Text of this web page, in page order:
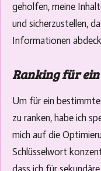
geholfen, meine
und sicherzustellen,
Informationen
Ranking für
Um für ein
zu ranken, habe ich
mich auf die
Schlüsselwort
dass ich für